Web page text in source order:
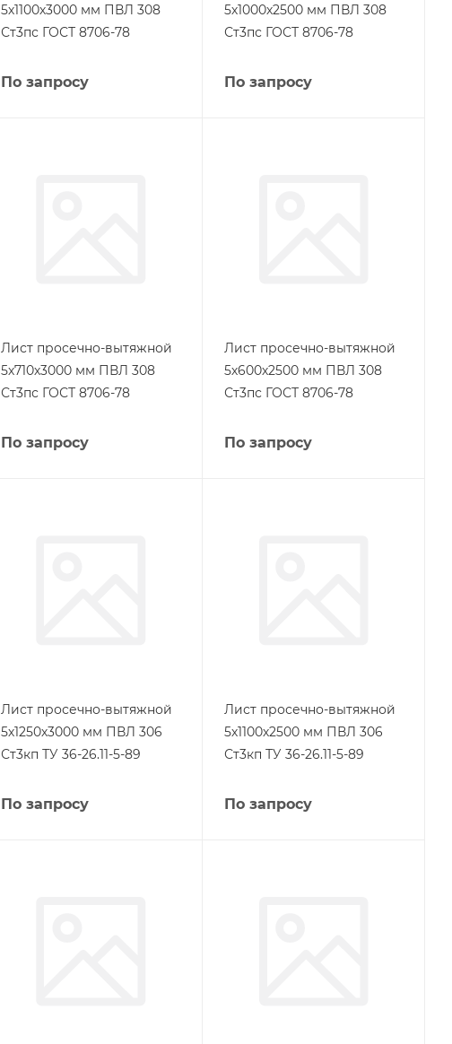
5х1100х3000 мм ПВЛ 308
Ст3пс ГОСТ 8706-78
По запросу
5х1000х2500 мм ПВЛ 308
Ст3пс ГОСТ 8706-78
По запросу
Лист просечно-вытяжной
5х710х3000 мм ПВЛ 308
Ст3пс ГОСТ 8706-78
По запросу
Лист просечно-вытяжной
5х600х2500 мм ПВЛ 308
Ст3пс ГОСТ 8706-78
По запросу
Лист просечно-вытяжной
5х1250х3000 мм ПВЛ 306
Ст3кп ТУ 36-26.11-5-89
По запросу
Лист просечно-вытяжной
5х1100х2500 мм ПВЛ 306
Ст3кп ТУ 36-26.11-5-89
По запросу